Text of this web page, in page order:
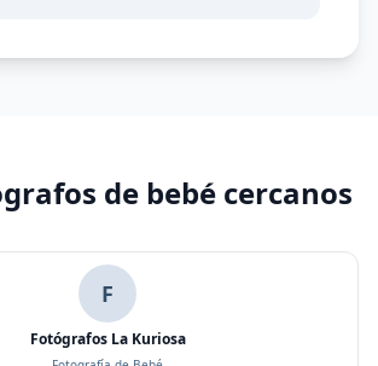
de bebé cercanos
F
Fotógrafos La Kuriosa